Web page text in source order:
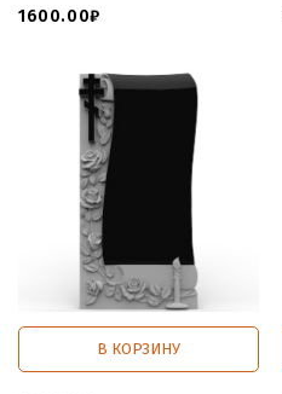
1600.00₽
В КОРЗИНУ